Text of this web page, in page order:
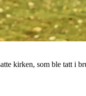
kirken, som ble tatt i